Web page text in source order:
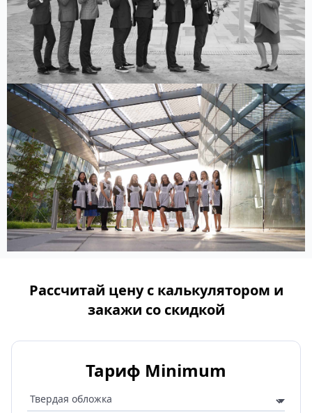
Рассчитай цену с калькулятором и
закажи со скидкой
Тариф Minimum